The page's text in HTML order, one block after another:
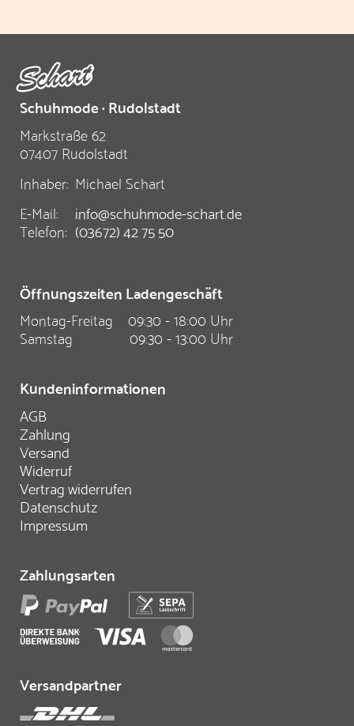
Schuhmode · Rudolstadt
Markstraße 62
07407 Rudolstadt
Inhaber: Michael Schart
E-Mail:
info@schuhmode-schart.de
Telefon: (03672) 42 75 50
Öffnungszeiten Ladengeschäft
Montag-Freitag
09:30 - 18:00 Uhr
Samstag
09:30 - 13:00 Uhr
Kundeninformationen
AGB
Zahlung
Versand
Widerruf
Vertrag widerrufen
Datenschutz
Impressum
Zahlungsarten
Versandpartner